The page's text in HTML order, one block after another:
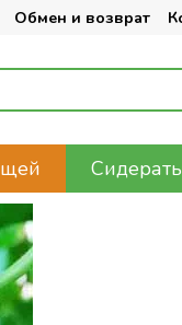
Обмен и возврат